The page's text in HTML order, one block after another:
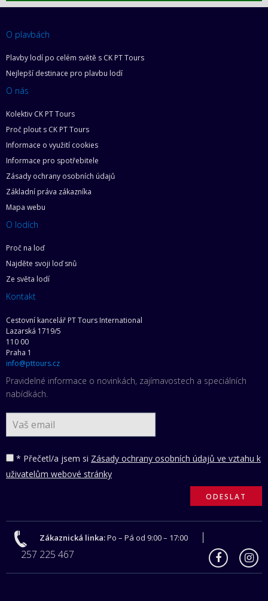
O plavbách
Plavby lodí po celém světě s CK PT Tours
Nejlepší destinace pro plavbu lodí
O nás
Kolektiv CK PT Tours
Proč plout s CK PT Tours
Informace o využití cookies
Informace pro spotřebitele
Zásady ochrany osobních údajů
Základní práva zákazníka
Mapa webu
O lodích
Proč na loď
Najděte svoji loď snů
Ze světa lodí
Kontakt
Cestovní kancelář PT Tours International
Lazarská 1719/5
110 00
Praha 1
info@pttours.cz
Pravidelné informace o novinkách, zajímavostech a speciálních
nabídkách.
* Přečetl/a jsem si Zásady ochrany osobních údajů ve vztahu k
uživatelům webové stránky
Zákaznická linka:Po – Pá od 9:00 – 17:00
257 225 467